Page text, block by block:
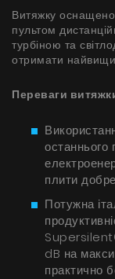
Серія
Nortberg
Nortberg
Витяжки з
Витяжку
пультом
турбіною та
отримати
Переваги
останнього
плити
Потужна
dB на
практично